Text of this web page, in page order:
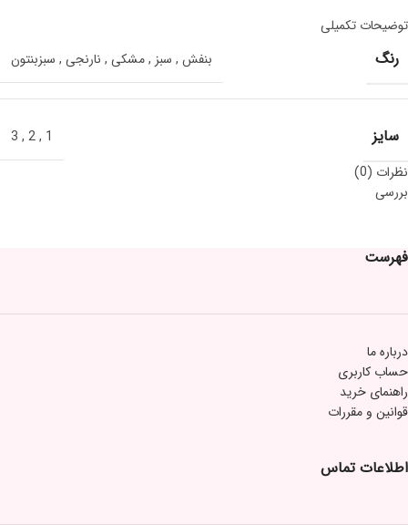
توضیحات تکمیلی
رنگ بنفش , سبز ,مشکی , نارنجی , سبزبنتون
سایز 1
,
2
,
3
نظرات (0)
بررسی
فهرست
درباره ما
حساب کاربری
راهنمای خرید
قوانین و مقررات
اطلاعات تماس